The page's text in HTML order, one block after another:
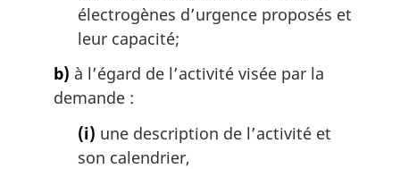
électrogènes d’urgence proposés et
leur capacité;
b) à l’égard de l’activité visée par la
demande :
(i) une description de l’activité et
son calendrier,